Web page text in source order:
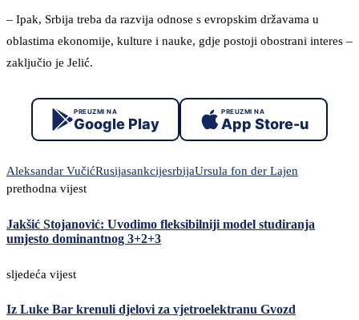
– Ipak, Srbija treba da razvija odnose s evropskim državama u
oblastima ekonomije, kulture i nauke, gdje postoji obostrani interes –
zaključio je Jelić.
PREUZMI NA
Google Play
PREUZMI NA
App Store-u
Aleksandar VučićRusijasankcijesrbijaUrsula fon der Lajen
prethodna vijest
Jakšić Stojanović: Uvodimo fleksibilniji model studiranja
umjesto dominantnog 3+2+3
sljedeća vijest
Iz Luke Bar krenuli djelovi za vjetroelektranu Gvozd